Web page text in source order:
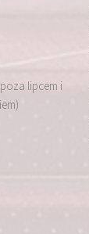
lipcem i